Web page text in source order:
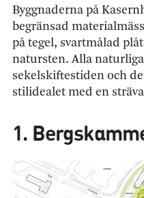
Byggnaderna på
begränsad
på tegel, svartmålad
natursten. Alla
sekelskiftestiden och
stilidealet med en
1.